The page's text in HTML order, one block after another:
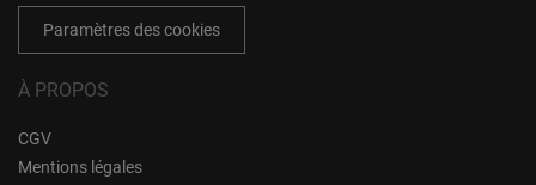
Paramètres des cookies
À PROPOS
CGV
Mentions légales